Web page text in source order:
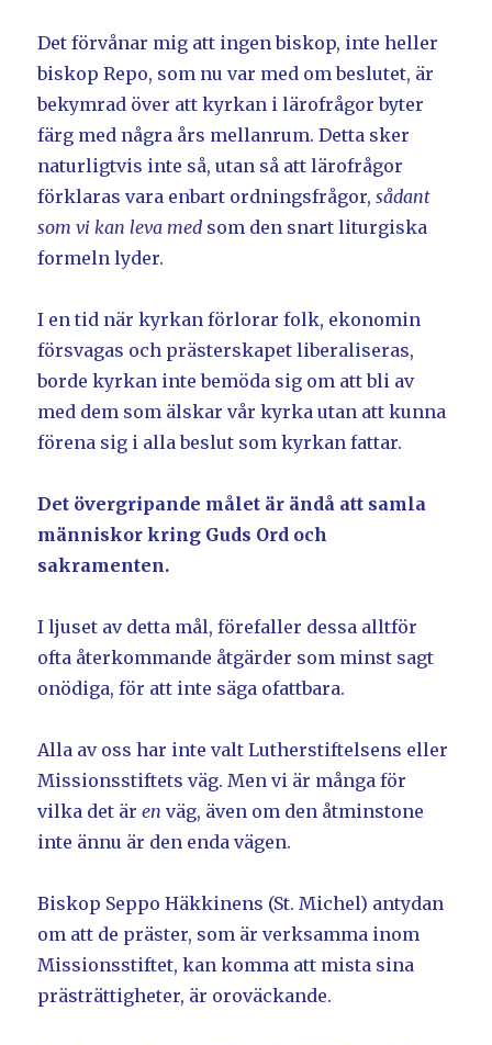
Det förvånar mig att ingen biskop, inte heller
biskop Repo, som nu var med om beslutet, är
bekymrad över att kyrkan i lärofrågor byter
färg med några års mellanrum. Detta sker
naturligtvis inte så, utan så att lärofrågor
förklaras vara enbart ordningsfrågor,sådant
som vi kan leva med som den snart liturgiska
formeln lyder.
I en tid när kyrkan förlorar folk, ekonomin
försvagas och prästerskapet liberaliseras,
borde kyrkan inte bemöda sig om att bli av
med dem som älskar vår kyrka utan att kunna
förena sig i alla beslut som kyrkan fattar.
Det övergripande målet är ändå att samla
människor kring Guds Ord och
sakramenten.
I ljuset av detta mål, förefaller dessa alltför
ofta återkommande åtgärder som minst sagt
onödiga, för att inte säga ofattbara.
Alla av oss har inte valt Lutherstiftelsens eller
Missionsstiftets väg. Men vi är många för
vilka det ären väg, även om den åtminstone
inte ännu är den enda vägen.
Biskop Seppo Häkkinens (St. Michel) antydan
om att de präster, som är verksamma inom
Missionsstiftet, kan komma att mista sina
prästrättigheter, är oroväckande.